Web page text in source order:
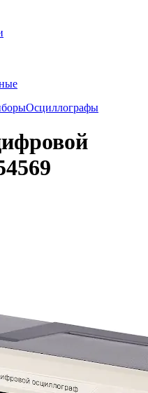
Осциллографы